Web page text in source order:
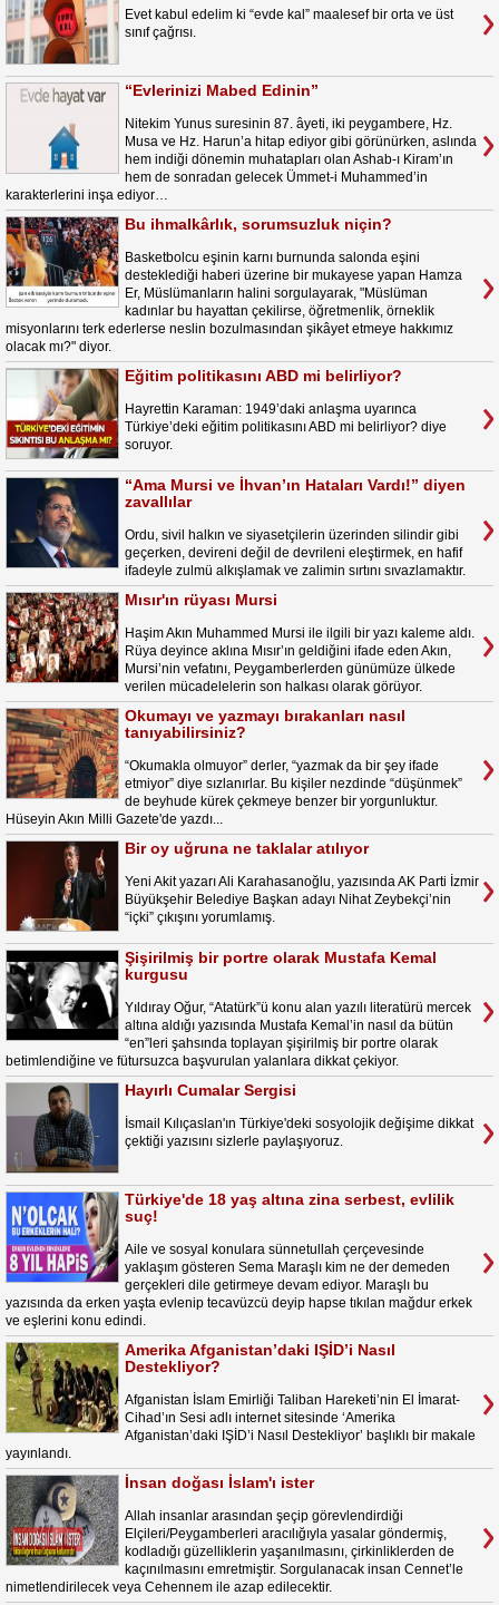
Evet kabul edelim ki “evde kal” maalesef bir orta ve üst
sınıf çağrısı.
“Evlerinizi Mabed Edinin”
Nitekim Yunus suresinin 87. âyeti, iki peygambere, Hz.
Musa ve Hz. Harun’a hitap ediyor gibi görünürken, aslında
hem indiği dönemin muhatapları olan Ashab-ı Kiram’ın
hem de sonradan gelecek Ümmet-i Muhammed’in
karakterlerini inşa ediyor…
Bu ihmalkârlık, sorumsuzluk niçin?
Basketbolcu eşinin karnı burnunda salonda eşini
desteklediği haberi üzerine bir mukayese yapan Hamza
Er, Müslümanların halini sorgulayarak, "Müslüman
kadınlar bu hayattan çekilirse, öğretmenlik, örneklik
misyonlarını terk ederlerse neslin bozulmasından şikâyet etmeye hakkımız
olacak mı?" diyor.
Eğitim politikasını ABD mi belirliyor?
Hayrettin Karaman: 1949’daki anlaşma uyarınca
Türkiye’deki eğitim politikasını ABD mi belirliyor? diye
soruyor.
“Ama Mursi ve İhvan’ın Hataları Vardı!” diyen
zavallılar
Ordu, sivil halkın ve siyasetçilerin üzerinden silindir gibi
geçerken, devireni değil de devrileni eleştirmek, en hafif
ifadeyle zulmü alkışlamak ve zalimin sırtını sıvazlamaktır.
Mısır'ın rüyası Mursi
Haşim Akın Muhammed Mursi ile ilgili bir yazı kaleme aldı.
Rüya deyince aklına Mısır’ın geldiğini ifade eden Akın,
Mursi’nin vefatını, Peygamberlerden günümüze ülkede
verilen mücadelelerin son halkası olarak görüyor.
Okumayı ve yazmayı bırakanları nasıl
tanıyabilirsiniz?
“Okumakla olmuyor” derler, “yazmak da bir şey ifade
etmiyor” diye sızlanırlar. Bu kişiler nezdinde “düşünmek”
de beyhude kürek çekmeye benzer bir yorgunluktur.
Hüseyin Akın Milli Gazete'de yazdı...
Bir oy uğruna ne taklalar atılıyor
Yeni Akit yazarı Ali Karahasanoğlu, yazısında AK Parti İzmir
Büyükşehir Belediye Başkan adayı Nihat Zeybekçi’nin
“içki” çıkışını yorumlamış.
Şişirilmiş bir portre olarak Mustafa Kemal
kurgusu
Yıldıray Oğur, “Atatürk”ü konu alan yazılı literatürü mercek
altına aldığı yazısında Mustafa Kemal’in nasıl da bütün
“en”leri şahsında toplayan şişirilmiş bir portre olarak
betimlendiğine ve fütursuzca başvurulan yalanlara dikkat çekiyor.
Hayırlı Cumalar Sergisi
İsmail Kılıçaslan'ın Türkiye'deki sosyolojik değişime dikkat
çektiği yazısını sizlerle paylaşıyoruz.
Türkiye'de 18 yaş altına zina serbest, evlilik
suç!
Aile ve sosyal konulara sünnetullah çerçevesinde
yaklaşım gösteren Sema Maraşlı kim ne der demeden
gerçekleri dile getirmeye devam ediyor. Maraşlı bu
yazısında da erken yaşta evlenip tecavüzcü deyip hapse tıkılan mağdur erkek
ve eşlerini konu edindi.
Amerika Afganistan’daki IŞİD’i Nasıl
Destekliyor?
Afganistan İslam Emirliği Taliban Hareketi’nin El İmarat-
Cihad’ın Sesi adlı internet sitesinde ‘Amerika
Afganistan’daki IŞİD’i Nasıl Destekliyor’ başlıklı bir makale
yayınlandı.
İnsan doğası İslam'ı ister
Allah insanlar arasından şeçip görevlendirdiği
Elçileri/Peygamberleri aracılığıyla yasalar göndermiş,
kodladığı güzelliklerin yaşanılmasını, çirkinliklerden de
kaçınılmasını emretmiştir. Sorgulanacak insan Cennet’le
nimetlendirilecek veya Cehennem ile azap edilecektir.